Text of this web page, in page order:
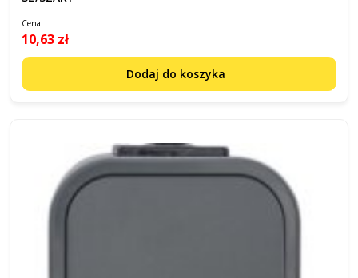
Cena
10,63 zł
Dodaj do koszyka